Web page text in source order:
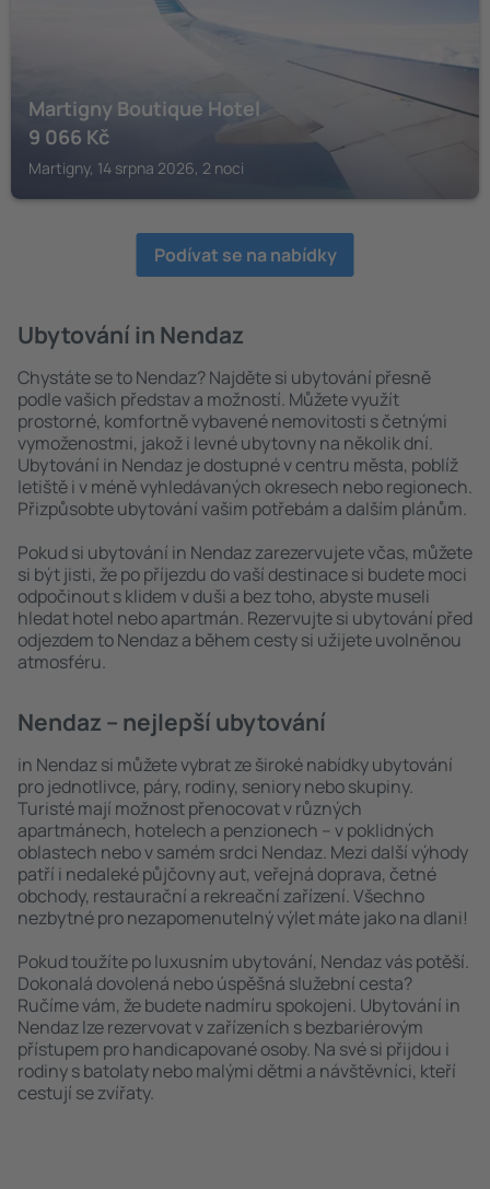
Martigny Boutique Hotel
9 066 Kč
Martigny, 14 srpna 2026, 2 noci
Podívat se na nabídky
Ubytování in Nendaz
Chystáte se to Nendaz? Najděte si ubytování přesně
podle vašich představ a možností. Můžete využít
prostorné, komfortně vybavené nemovitosti s četnými
vymoženostmi, jakož i levné ubytovny na několik dní.
Ubytování in Nendaz je dostupné v centru města, poblíž
letiště i v méně vyhledávaných okresech nebo regionech.
Přizpůsobte ubytování vašim potřebám a dalším plánům.
Pokud si ubytování in Nendaz zarezervujete včas, můžete
si být jisti, že po příjezdu do vaší destinace si budete moci
odpočinout s klidem v duši a bez toho, abyste museli
hledat hotel nebo apartmán. Rezervujte si ubytování před
odjezdem to Nendaz a během cesty si užijete uvolněnou
atmosféru.
Nendaz – nejlepší ubytování
in Nendaz si můžete vybrat ze široké nabídky ubytování
pro jednotlivce, páry, rodiny, seniory nebo skupiny.
Turisté mají možnost přenocovat v různých
apartmánech, hotelech a penzionech – v poklidných
oblastech nebo v samém srdci Nendaz. Mezi další výhody
patří i nedaleké půjčovny aut, veřejná doprava, četné
obchody, restaurační a rekreační zařízení. Všechno
nezbytné pro nezapomenutelný výlet máte jako na dlani!
Pokud toužíte po luxusním ubytování, Nendaz vás potěší.
Dokonalá dovolená nebo úspěšná služební cesta?
Ručíme vám, že budete nadmíru spokojeni. Ubytování in
Nendaz lze rezervovat v zařízeních s bezbariérovým
přístupem pro handicapované osoby. Na své si přijdou i
rodiny s batolaty nebo malými dětmi a návštěvníci, kteří
cestují se zvířaty.